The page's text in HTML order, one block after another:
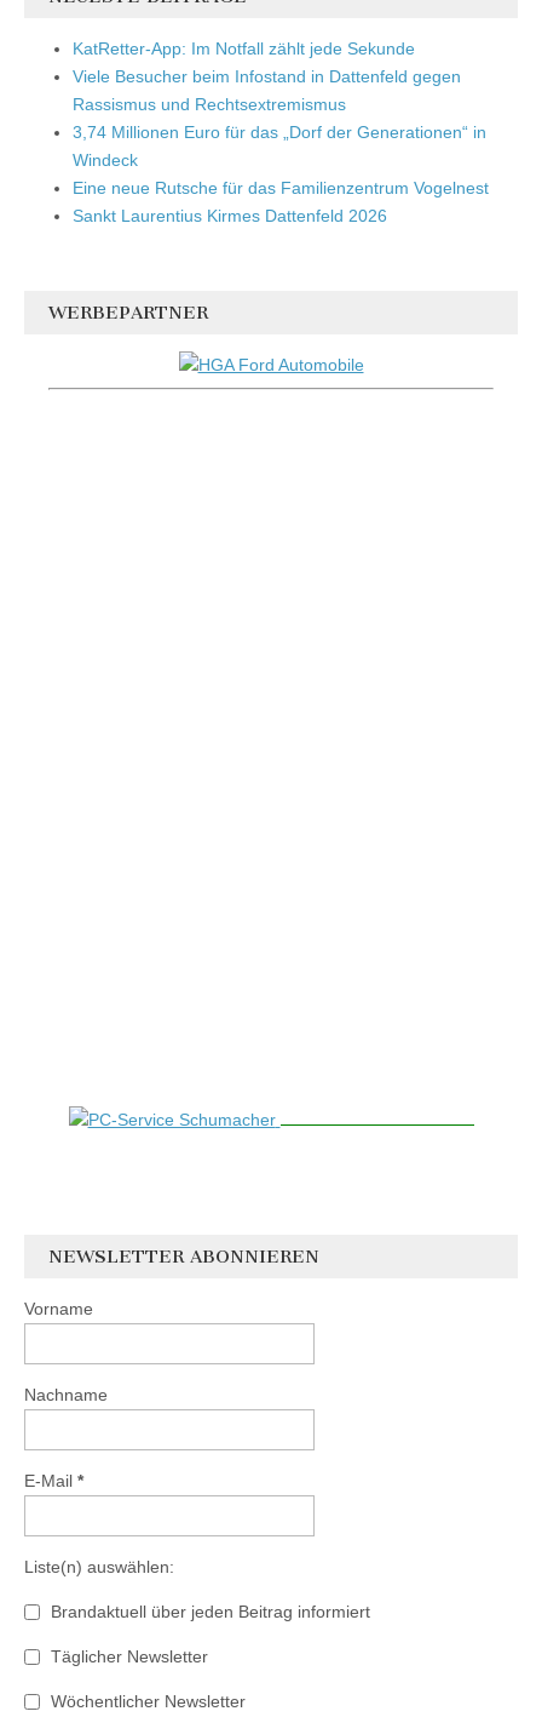
KatRetter-App: Im Notfall zählt jede Sekunde
Viele Besucher beim Infostand in Dattenfeld gegen
Rassismus und Rechtsextremismus
3,74 Millionen Euro für das „Dorf der Generationen“ in
Windeck
Eine neue Rutsche für das Familienzentrum Vogelnest
Sankt Laurentius Kirmes Dattenfeld 2026
WERBEPARTNER
NEWSLETTER ABONNIEREN
Vorname
Nachname
E-Mail *
Liste(n) auswählen:
Brandaktuell über jeden Beitrag informiert
Täglicher Newsletter
Wöchentlicher Newsletter